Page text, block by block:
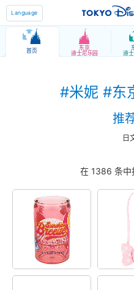
Language
首页 东京
迪士尼乐园 迪
#米妮 #东
推
日
在 1386 条中